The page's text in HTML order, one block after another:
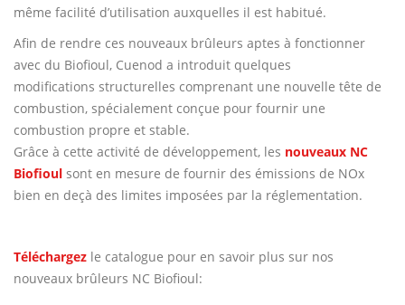
même facilité d’utilisation auxquelles il est habitué.
Afin de rendre ces nouveaux brûleurs aptes à fonctionner
avec du Biofioul, Cuenod a introduit quelques
modifications structurelles comprenant une nouvelle tête de
combustion, spécialement conçue pour fournir une
combustion propre et stable.
Grâce à cette activité de développement, les nouveaux NC
Biofioul sont en mesure de fournir des émissions de NOx
bien en deçà des limites imposées par la réglementation.
Téléchargez le catalogue pour en savoir plus sur nos
nouveaux brûleurs NC Biofioul: